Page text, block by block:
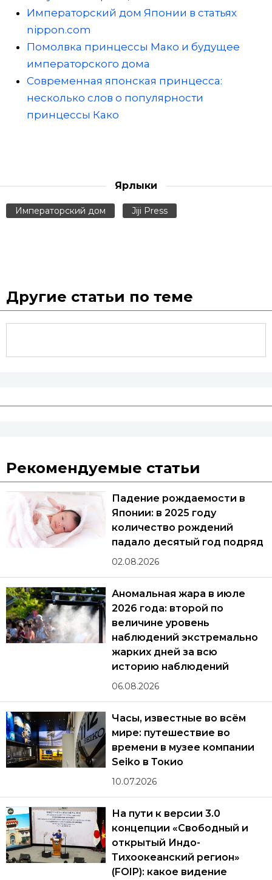
Императорский дом Японии в статьях
nippon.com
Помолвка принцессы Мако и будущее
императорского дома
Современная японская принцесса:
несколько слов о популярности
принцессы Како
Ярлыки
Императорский дом Jiji Press
Другие статьи по теме
Рекомендуемые статьи
Падение рождаемости в
Японии: в 2025 году
количество рождений
падало десятый год подряд
02.08.2026
Аномальная жара в июле
2026 года: второй по
величине уровень
наблюдений экстремально
жарких дней за всю
историю наблюдений
06.08.2026
Часы, известные во всём
мире: путешествие во
времени в музее компании
Seiko в Токио
10.07.2026
На пути к версии 3.0
концепции «Свободный и
открытый Индо-
Тихоокеанский регион»
(FOIP): какое видение